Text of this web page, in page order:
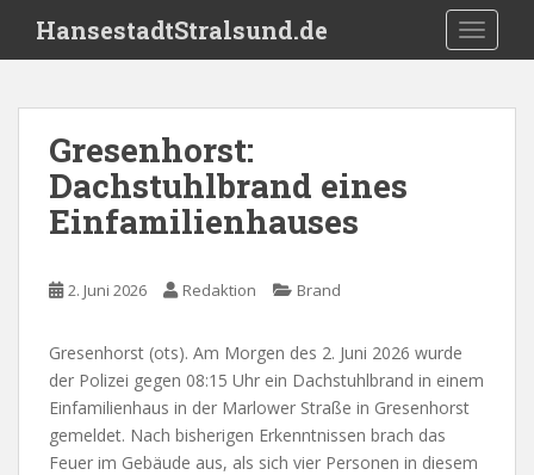
i
HansestadtStralsund.de
Gresenhorst:
Dachstuhlbrand eines
Einfamilienhauses
2. Juni 2026 Redaktion Brand
Gresenhorst (ots). Am Morgen des 2. Juni 2026 wurde
der Polizei gegen 08:15 Uhr ein Dachstuhlbrand in einem
Einfamilienhaus in der Marlower Straße in Gresenhorst
gemeldet. Nach bisherigen Erkenntnissen brach das
Feuer im Gebäude aus, als sich vier Personen in diesem